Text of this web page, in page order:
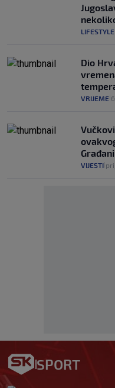
LIFESTYLE
Dio
VRIJEME
VIJESTI
SPORT